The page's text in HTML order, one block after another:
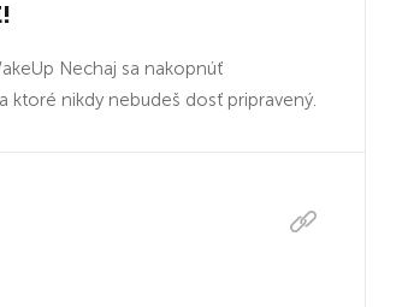
Nechaj sa nakopnúť
ktoré nikdy nebudeš dosť pripravený.